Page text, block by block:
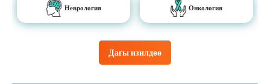
Дагы изилдөө
Неврология Онкология